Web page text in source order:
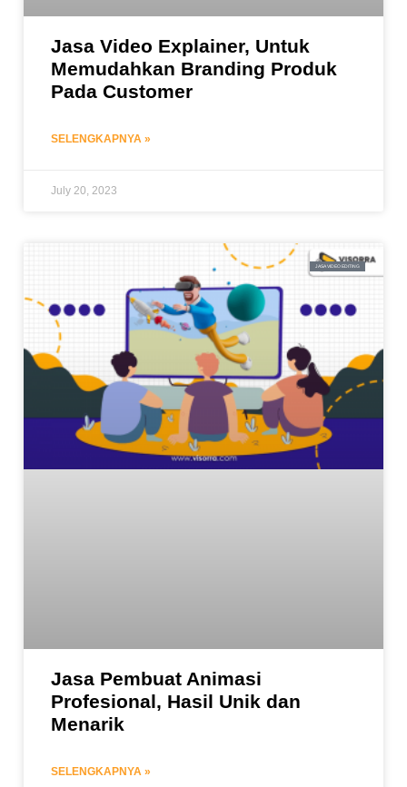
Jasa Video Explainer, Untuk
Memudahkan Branding Produk
Pada Customer
SELENGKAPNYA »
July 20, 2023
JASA VIDEO EDITING
Jasa Pembuat Animasi
Profesional, Hasil Unik dan
Menarik
SELENGKAPNYA »